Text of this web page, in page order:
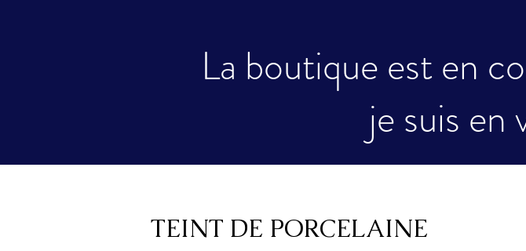
La boutique est en
je suis
TEINT DE PORCELAINE